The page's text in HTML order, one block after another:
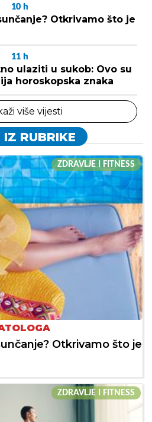
10 h
Otkrivamo što je
11 h
ulaziti u sukob: Ovo su
horoskopska znaka
više vijesti
IZ RUBRIKE
ZDRAVLJE I FITNESS
Otkrivamo što je
ZDRAVLJE I FITNESS